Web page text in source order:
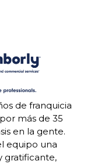
de franquicia
más de 35
en la gente.
equipo una
gratificante,